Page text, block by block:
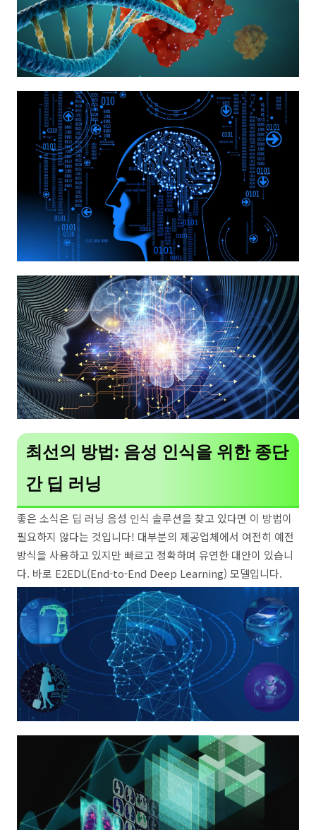
최선의 방법: 음성 인식을 위한 종단
간 딥 러닝
좋은 소식은 딥 러닝 음성 인식 솔루션을 찾고 있다면 이 방법이
필요하지 않다는 것입니다! 대부분의 제공업체에서 여전히 예전
방식을 사용하고 있지만 빠르고 정확하며 유연한 대안이 있습니
다. 바로 E2EDL(End-to-End Deep Learning) 모델입니다.